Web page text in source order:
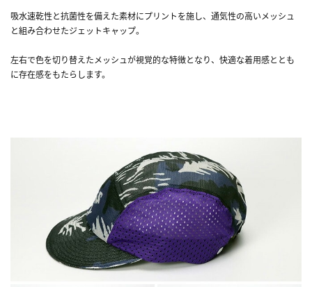
吸水速乾性と抗菌性を備えた素材にプリントを施し、通気性の高いメッシュ
と組み合わせたジェットキャップ。
左右で色を切り替えたメッシュが視覚的な特徴となり、快適な着用感ととも
に存在感をもたらします。